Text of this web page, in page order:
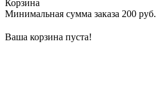
Корзина
Минимальная сумма заказа 200 руб.
Ваша корзина пуста!